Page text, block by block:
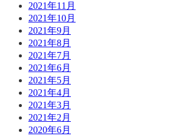
2021年11月
2021年10月
2021年9月
2021年8月
2021年7月
2021年6月
2021年5月
2021年4月
2021年3月
2021年2月
2020年6月